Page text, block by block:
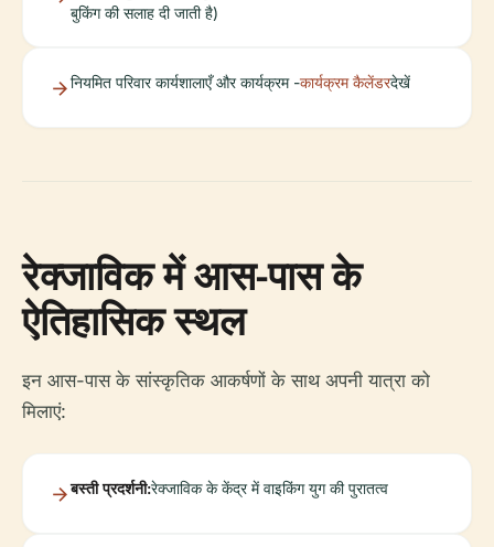
बुकिंग की सलाह दी जाती है)
नियमित परिवार कार्यशालाएँ और कार्यक्रम -कार्यक्रम कैलेंडरदेखें
रेक्जाविक में आस-पास के
ऐतिहासिक स्थल
इन आस-पास के सांस्कृतिक आकर्षणों के साथ अपनी यात्रा को
मिलाएं:
बस्ती प्रदर्शनी:रेक्जाविक के केंद्र में वाइकिंग युग की पुरातत्व